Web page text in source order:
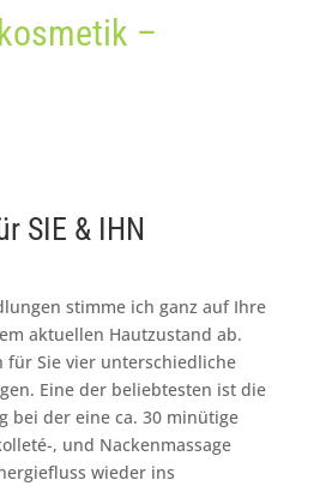
–
SIE & IHN
stimme ich ganz auf Ihre
aktuellen Hautzustand ab.
für Sie vier unterschiedliche
Eine der beliebtesten ist die
bei der eine ca. 30 minütige
, und Nackenmassage
wieder ins